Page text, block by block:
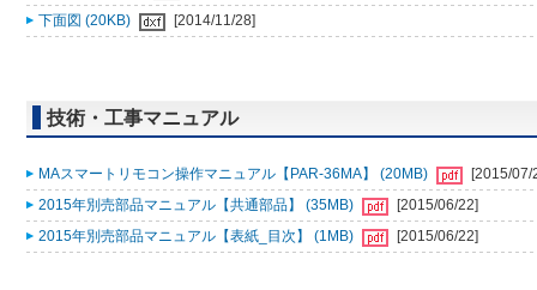
下面図 (20KB)
[2014/11/28]
技術・工事マニュアル
MAスマートリモコン操作マニュアル【PAR-36MA】 (20MB)
[2015/07/
2015年別売部品マニュアル【共通部品】 (35MB)
[2015/06/22]
2015年別売部品マニュアル【表紙_目次】 (1MB)
[2015/06/22]